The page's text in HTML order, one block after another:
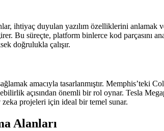
ihtiyaç duyulan yazılım özelliklerini anlamak
Bu süreçte, platform binlerce kod
doğrulukla çalışır.
amacıyla tasarlanmıştır. Memphis’teki
açısından önemli bir rol oynar. Tesla
projeleri için ideal bir temel sunar.
Alanları